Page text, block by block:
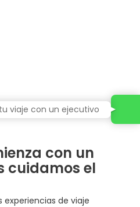
con un
cuidamos el
experiencias de viaje
viaje con un ejecutivo